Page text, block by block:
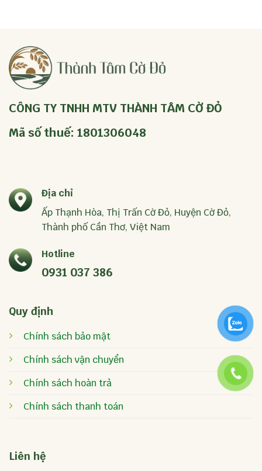
CÔNG TY TNHH MTV THÀNH TÂM CỜ ĐỎ
Mã số thuế: 1801306048
Địa chỉ
Ấp Thạnh Hòa, Thị Trấn Cờ Đỏ, Huyện Cờ Đỏ,
Thành phố Cần Thơ, Việt Nam
Hotline
0931 037 386
Quy định
Chính sách bảo mật
Chính sách vận chuyển
Chính sách hoàn trả
Chính sách thanh toán
Liên hệ